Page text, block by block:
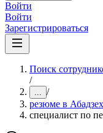
Войти
Войти
Зарегистрироваться
Поиск
/
... /
резюме в
специалист по